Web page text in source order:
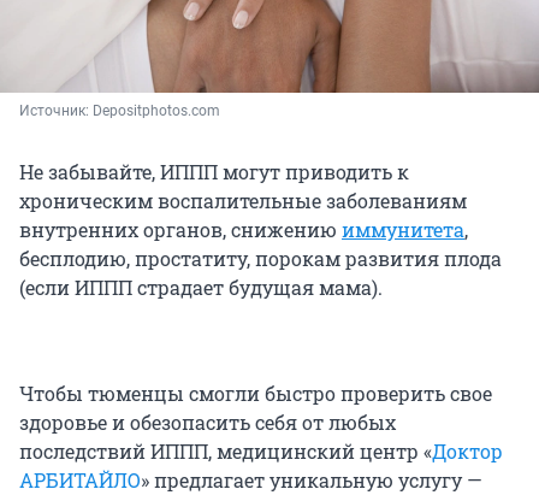
Источник: Depositphotos.com
Не забывайте, ИППП могут приводить к
хроническим воспалительные заболеваниям
внутренних органов, снижению иммунитета,
бесплодию, простатиту, порокам развития плода
(если ИППП страдает будущая мама).
Чтобы тюменцы смогли быстро проверить свое
здоровье и обезопасить себя от любых
последствий ИППП, медицинский центр «Доктор
АРБИТАЙЛО» предлагает уникальную услугу —